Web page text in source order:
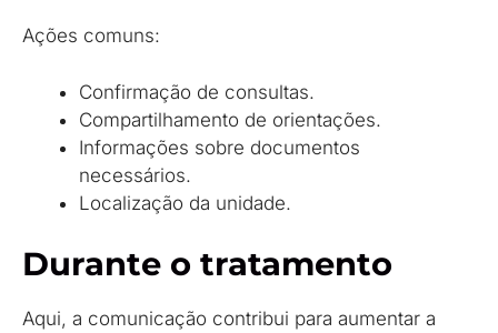
Ações comuns:
Confirmação de consultas.
Compartilhamento de orientações.
Informações sobre documentos
necessários.
Localização da unidade.
Durante o tratamento
Aqui, a comunicação contribui para aumentar a